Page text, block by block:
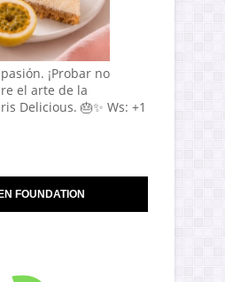
¡Probar no
el arte de la
Delicious. 🎂✨ Ws: +1
FOUNDATION